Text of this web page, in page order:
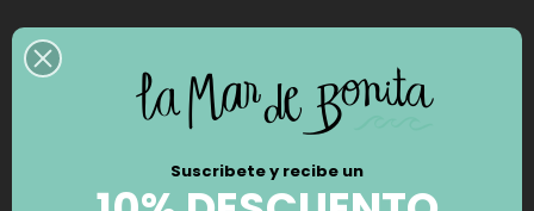
Suscribete y recibe un